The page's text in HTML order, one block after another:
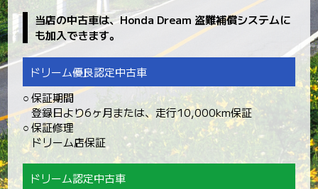
当店の中古車は、Honda Dream 盗難補償システムに
も加入できます。
ドリーム優良認定中古車
○ 保証期間
登録日より6ヶ月または、走行10,000km保証
○ 保証修理
ドリーム店保証
ドリーム認定中古車